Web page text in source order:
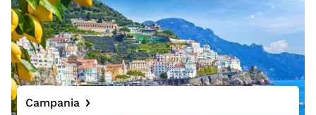
Campania